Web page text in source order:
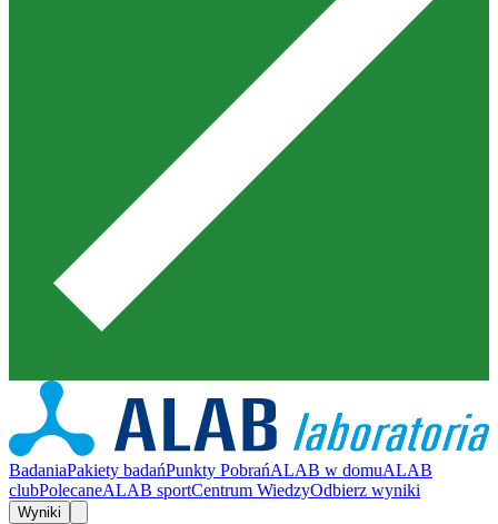
BadaniaPakiety badańPunkty PobrańALAB w domuALAB
clubPolecaneALAB sportCentrum WiedzyOdbierz wyniki
Wyniki